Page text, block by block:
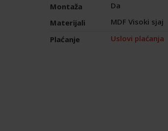
Montaža
Da
Materijali
MDF Visoki sjaj
Plaćanje
Uslovi plaćanja